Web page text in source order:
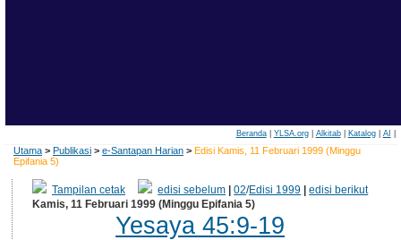
Beranda| YLSA.org| Alkitab| Katalog| AI
Utama > Publikasi > e-Santapan Harian > Edisi Kamis, 11 Februari 1999 (Minggu
Epifania 5)
Tampilan cetak edisi sebelum |02/Edisi 1999 |edisi berikut
Kamis, 11 Februari 1999 (Minggu Epifania 5)
Yesaya 45:9-19